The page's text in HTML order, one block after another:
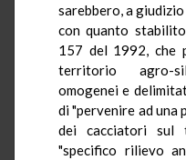
sarebbero, a
con quanto
157 del 1992, che
territorio agro-
omogenei e
di "pervenire ad una
dei cacciatori sul
"specifico rilievo